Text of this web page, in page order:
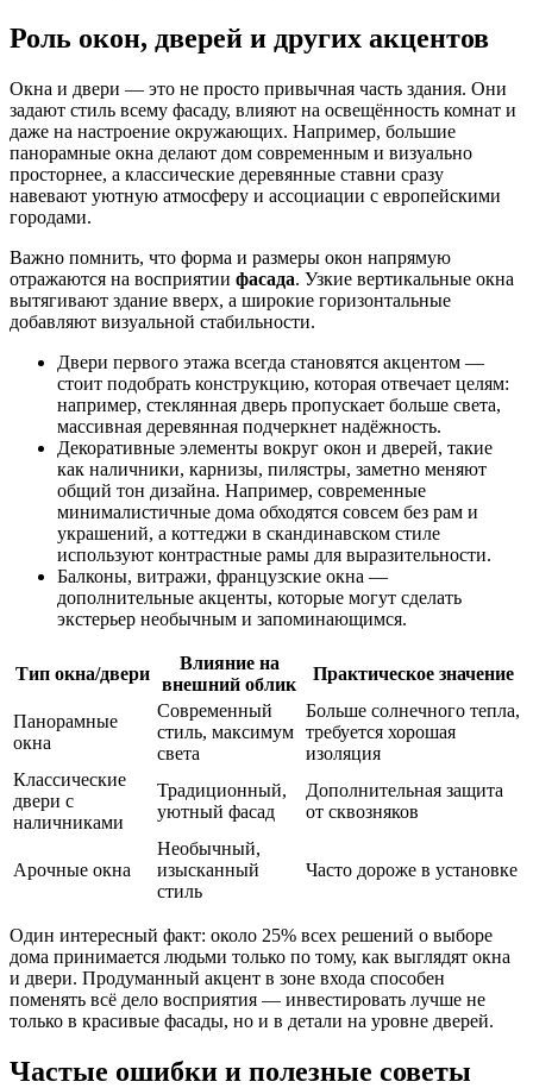
Роль окон, дверей и других акцентов
Окна и двери — это не просто привычная часть здания. Они
задают стиль всему фасаду, влияют на освещённость комнат и
даже на настроение окружающих. Например, большие
панорамные окна делают дом современным и визуально
просторнее, а классические деревянные ставни сразу
навевают уютную атмосферу и ассоциации с европейскими
городами.
Важно помнить, что форма и размеры окон напрямую
отражаются на восприятии фасада. Узкие вертикальные окна
вытягивают здание вверх, а широкие горизонтальные
добавляют визуальной стабильности.
Двери первого этажа всегда становятся акцентом —
стоит подобрать конструкцию, которая отвечает целям:
например, стеклянная дверь пропускает больше света,
массивная деревянная подчеркнет надёжность.
Декоративные элементы вокруг окон и дверей, такие
как наличники, карнизы, пилястры, заметно меняют
общий тон дизайна. Например, современные
минималистичные дома обходятся совсем без рам и
украшений, а коттеджи в скандинавском стиле
используют контрастные рамы для выразительности.
Балконы, витражи, французские окна —
дополнительные акценты, которые могут сделать
экстерьер необычным и запоминающимся.
Тип окна/двери
Влияние на
внешний облик
Практическое значение
Панорамные
окна
Современный
стиль, максимум
света
Больше солнечного тепла,
требуется хорошая
изоляция
Классические
двери с
наличниками
Традиционный,
уютный фасад
Дополнительная защита
от сквозняков
Арочные окна
Необычный,
изысканный
стиль
Часто дороже в установке
Один интересный факт: около 25% всех решений о выборе
дома принимается людьми только по тому, как выглядят окна
и двери. Продуманный акцент в зоне входа способен
поменять всё дело восприятия — инвестировать лучше не
только в красивые фасады, но и в детали на уровне дверей.
Частые ошибки и полезные советы